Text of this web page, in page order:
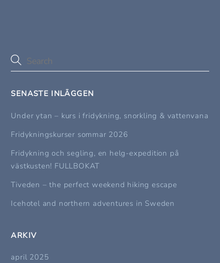
SENASTE INLÄGGEN
Under ytan – kurs i fridykning, snorkling & vattenvana
Fridykningskurser sommar 2026
Fridykning och segling, en helg-expedition på
västkusten! FULLBOKAT
Tiveden – the perfect weekend hiking escape
Icehotel and northern adventures in Sweden
ARKIV
april 2025